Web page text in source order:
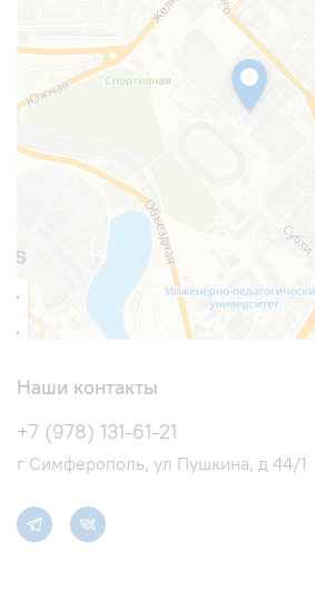
Наши контакты
+7 (978) 131-61-21
г Симферополь, ул Пушкина, д 44/1